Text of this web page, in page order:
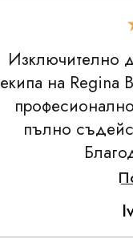
Изключително
екипа на Regina
пълно